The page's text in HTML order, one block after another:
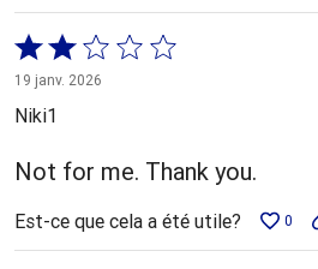
Coté
2 sur
5
19 janv. 2026
Niki1
Not for me. Thank you.
Est-ce que cela a été utile? 0